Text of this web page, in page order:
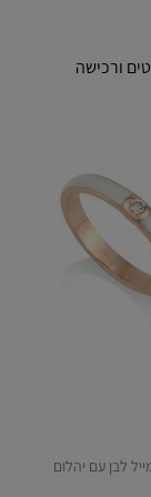
ורכישה
לבן עם יהלום